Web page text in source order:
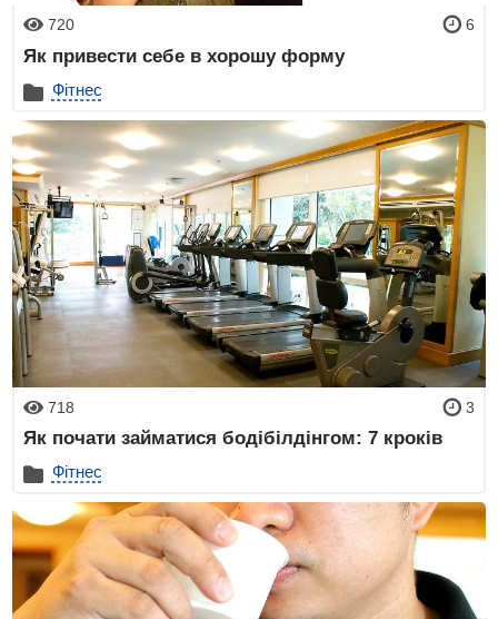
720 6
Як привести себе в хорошу форму
Фітнес
718 3
Як почати займатися бодібілдінгом: 7 кроків
Фітнес